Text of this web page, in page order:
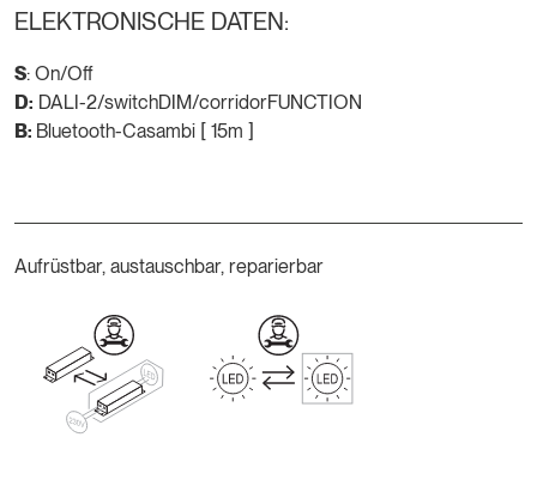
ELEKTRONISCHE DATEN:
S: On/Off
D: DALI-2/switchDIM/corridorFUNCTION
B: Bluetooth-Casambi [ 15m ]
Aufrüstbar, austauschbar, reparierbar